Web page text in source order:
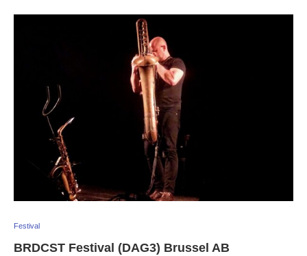
Festival
BRDCST Festival (DAG3) Brussel AB